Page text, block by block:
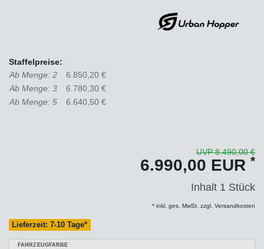
Staffelpreise:
Ab Menge: 2
6.850,20 €
Ab Menge: 3
6.780,30 €
Ab Menge: 5
6.640,50 €
UVP 8.490,00 €
6.990,00 EUR *
Inhalt 1 Stück
* inkl. ges. MwSt. zzgl. Versandkosten
Lieferzeit: 7-10 Tage*
FAHRZEUGFARBE